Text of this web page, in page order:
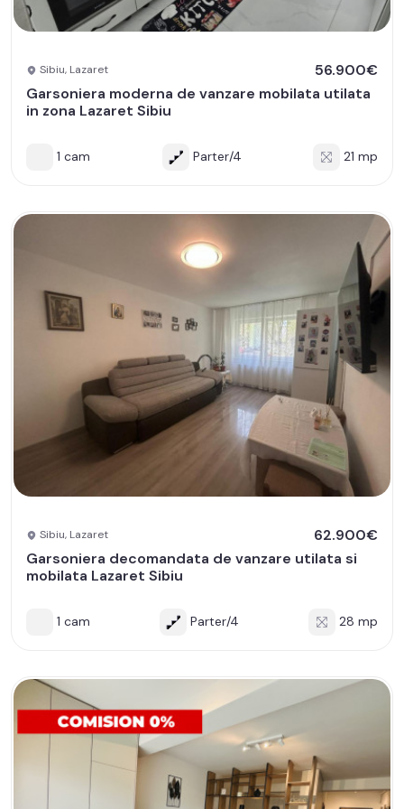
Sibiu, Lazaret
56.900€
Garsoniera moderna de vanzare mobilata utilata
in zona Lazaret Sibiu
1 cam Parter/4 21 mp
Sibiu, Lazaret
62.900€
Garsoniera decomandata de vanzare utilata si
mobilata Lazaret Sibiu
1 cam Parter/4 28 mp